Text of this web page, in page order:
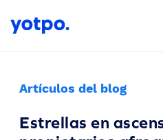
Artículos del blog
Estrellas en